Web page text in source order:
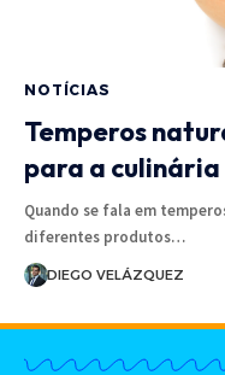
NOTÍCIAS
Temperos
para a
Quando se fala em
diferentes produtos…
DIEGO VELÁZQUEZ